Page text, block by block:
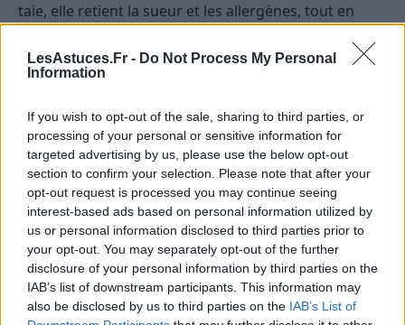
LesAstuces.Fr - Do Not Process My Personal
Information
If you wish to opt-out of the sale, sharing to third parties, or
processing of your personal or sensitive information for
targeted advertising by us, please use the below opt-out
section to confirm your selection. Please note that after your
opt-out request is processed you may continue seeing
interest-based ads based on personal information utilized by
us or personal information disclosed to third parties prior to
your opt-out. You may separately opt-out of the further
disclosure of your personal information by third parties on the
IAB’s list of downstream participants. This information may
also be disclosed by us to third parties on the IAB’s List of
taie, elle retient la sueur et les allergènes, tout en
hygiène optimale.
Chaque matin, secouez et tapotez votre oreiller pour
lui redonner du volume et chasser la poussière.
Profitez-en pour aérer la chambre au moins 10
minutes : cela évite l’accumulation d’humidité propice
aux acariens.
Adopter les bons gestes au quotidien
Évitez de dormir avec les cheveux mouillés pour